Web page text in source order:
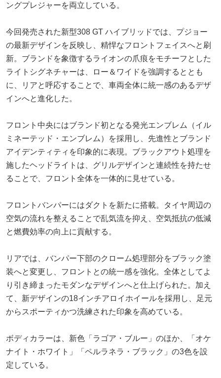
ングプレジャーを両立している。
今回発売された新型308 GT ハイブリッドでは、プジョー
の最新デザインを反映し、精悍なフロントフェイスへと刷
新。ブランドを象徴するライオンの爪痕をモチーフとした
ライトシグネチャーは、ロー＆ワイドを強調するととも
に、リアと呼応することで、車両全体に統一感のあるデザ
インへと進化した。
フロント中央にはブランド初となる発光エンブレム（イル
ミネーテッド・エンブレム）を採用し、先進性とブランド
アイデンティティを印象的に表現。ブラックアウト処理を
施したヘッドライトは、グリルデザインと連続性を持たせ
ることで、フロント全体を一体的に見せている。
フロントバンパーにはダクトを新たに搭載。タイヤ周辺の
空気の流れを整えることで乱気流を抑え、空気抵抗の低減
と燃費効率の向上に貢献する。
リアでは、バンパー下部のクローム処理部分をブラック塗
装へと変更し、フロントとの統一感を強化。全体としてよ
り引き締まったモダンなデザインへと仕上げられた。加え
て、新デザインの18インチアロイホイールを採用し、足元
からスポーティかつ洗練された印象を高めている。
ボディカラーは、新色「ラゴア・ブルー」のほか、「オケ
ナイト・ホワイト」「ペルラネラ・ブラック」の3色を設
定している。